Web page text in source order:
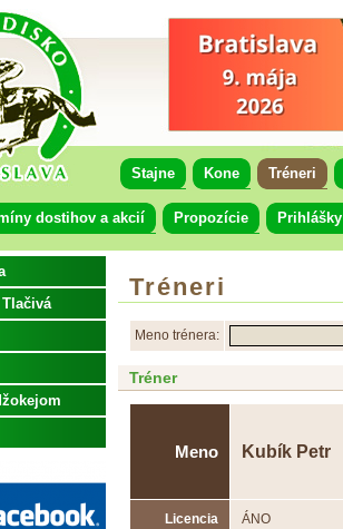
Stajne Kone Tréneri
dostihov a akcií Propozície Prihlášky
Tréneri
Meno trénera:
Tréner
Meno Kubík Petr
Licencia ÁNO